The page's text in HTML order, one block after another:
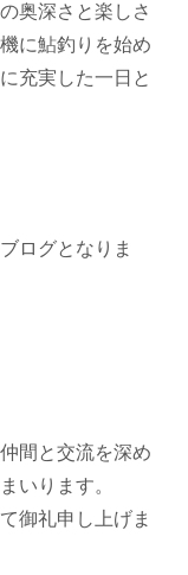
奥深さと楽しさ
に鮎釣りを始め
充実した一日と
ログとなりま
間と交流を深め
いります。
御礼申し上げま